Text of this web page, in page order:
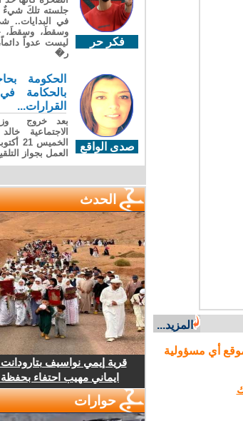
المزيد...
أي مسؤولية
فكر حر
جلسته تلكَ شيءٌ
في البدايات..
وسقطَ، وسقطَ،
ليست عدواً
ر�
صدى الواقع
الحكومة
بالحكامة
القرارات...
بعد خروج
الاجتماعية
العمل بجواز
الحدث
قرية إيمي نواسيف
ايماني مهيب احتفاء بحفظة
حوارات